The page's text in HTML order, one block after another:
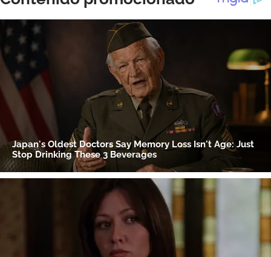
Gracias por suscribirte a nuestro boletín.
ACEPTAR